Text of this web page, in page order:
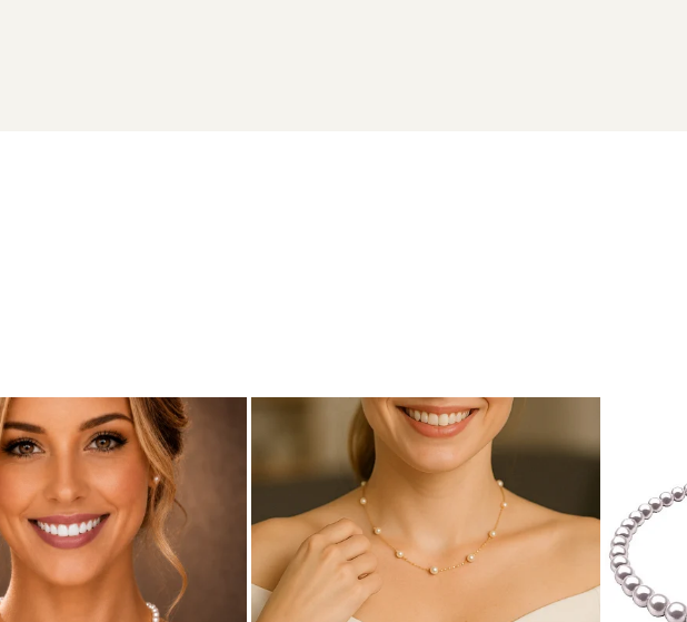
marcă înregistrată în 27 de țări. Toate produsele sunt realizate din perle naturale
însoțită de un certificat de garanție și autenticitate care atestă proveniența naturală
aceșticercei cu perle mari, rareEdison sunt mai mult decât un accesoriu – sunt o